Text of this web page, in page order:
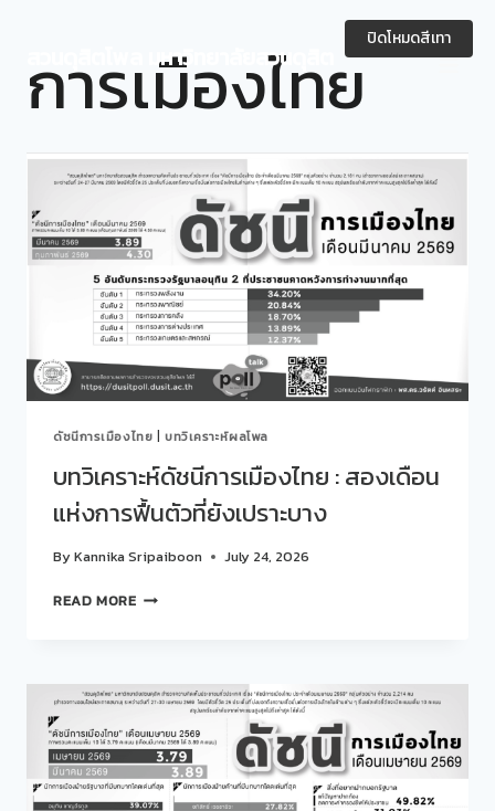
contentสวนดุสิตโพล มหาวิทยาลัยสวนดุสิต
การเมืองไทย
ดัชนีการเมืองไทย บทวิเคราะห์ผลโพล
บทวิเคราะห์ดัชนีการเมืองไทย : สองเดือน
แห่งการฟื้นตัวที่ยังเปราะบาง
ByKannika Sripaiboon July 24, 2026
READ MOREบท
ไทย
:
สอง
เดือน
แห่ง
การ
ปิดโหมดสีเทา